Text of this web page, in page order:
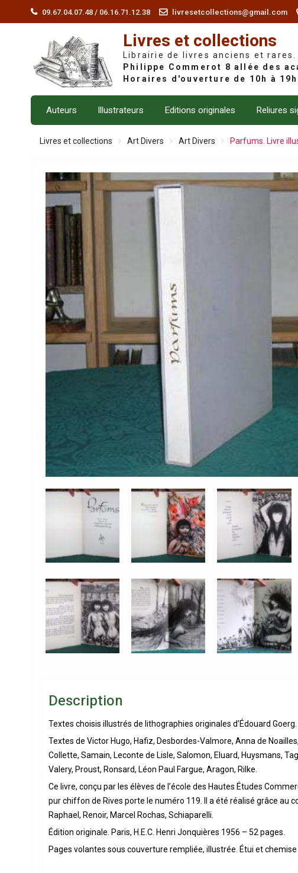
09.67.04.07.48 / 06.16.71.12.38 livresetcollections@gmail.com
Livres et collections
Librairie de livres anciens et rares.
Auteurs Illustrateurs Editions originales Reliures
Livres et collections Art Divers Art Divers Parfums. Livre
Description
Textes choisis illustrés de lithographies originales d’Édouard
Textes de Victor Hugo, Hafiz, Desbordes-Valmore, Anna de
Collette, Samain, Leconte de Lisle, Salomon, Eluard, Huysmans,
Valery, Proust, Ronsard, Léon Paul Fargue, Aragon, Rilke.
Ce livre, conçu par les élèves de l’école des Hautes Études
pur chiffon de Rives porte le numéro 119. Il a été réalisé grâce au
Raphael, Renoir, Marcel Rochas, Schiaparelli.
Édition originale. Paris, H.E.C. Henri Jonquières 1956 – 52 pages.
Pages volantes sous couverture rempliée, illustrée. Étui et